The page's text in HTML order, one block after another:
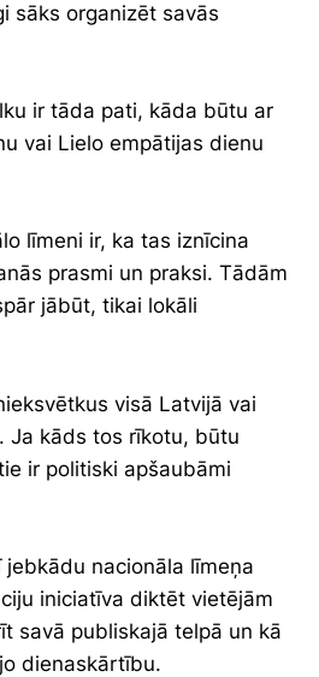
sāks organizēt savās
ir tāda pati, kāda būtu ar
vai Lielo empātijas dienu
līmeni ir, ka tas iznīcina
prasmi un praksi. Tādām
jābūt, tikai lokāli
visā Latvijā vai
Ja kāds tos rīkotu, būtu
ir politiski apšaubāmi
nacionāla līmeņa
iniciatīva diktēt vietējām
savā publiskajā telpā un kā
dienaskārtību.